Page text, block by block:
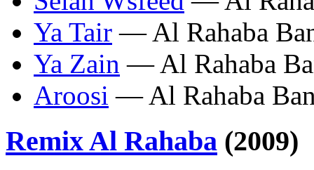
Ya Tair — Al Rahaba
Ya Zain — Al Rahaba
Aroosi — Al Rahaba
Remix Al Rahaba (2009)